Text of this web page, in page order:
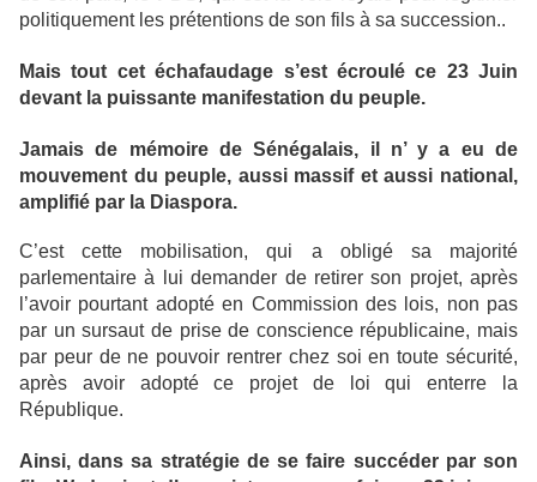
politiquement les prétentions de son fils à sa succession..
Mais tout cet échafaudage s’est écroulé ce 23 Juin
devant la puissante manifestation du peuple.
Jamais de mémoire de Sénégalais, il n’ y a eu de
mouvement du peuple, aussi massif et aussi national,
amplifié par la Diaspora.
C’est cette mobilisation, qui a obligé sa majorité
parlementaire à lui demander de retirer son projet, après
l’avoir pourtant adopté en Commission des lois, non pas
par un sursaut de prise de conscience républicaine, mais
par peur de ne pouvoir rentrer chez soi en toute sécurité,
après avoir adopté ce projet de loi qui enterre la
République.
Ainsi, dans sa stratégie de se faire succéder par son